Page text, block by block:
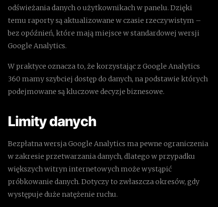
odświeżania danych o użytkownikach w panelu. Dzięki
temu raporty są aktualizowane w czasie rzeczywistym –
bez opóźnień, które mają miejsce w standardowej wersji
Google Analytics.
W praktyce oznacza to, że korzystając z Google Analytics
360 mamy szybciej dostęp do danych, na podstawie których
podejmowane są kluczowe decyzje biznesowe.
Limity danych
Bezpłatna wersja Google Analytics ma pewne ograniczenia
w zakresie przetwarzania danych, dlatego w przypadku
większych witryn internetowych może wystąpić
próbkowanie danych. Dotyczy to zwłaszcza okresów, gdy
występuje duże natężenie ruchu.